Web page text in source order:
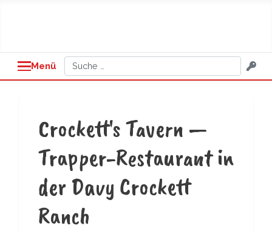
Menü Suchen
Crockett's Tavern —
Trapper-Restaurant in
der Davy Crockett
Ranch